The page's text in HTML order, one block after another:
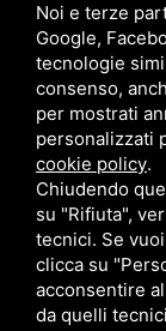
Follow Us
Area
CBA dei Lubrificanti
Noi e terze
Google,
tecnologie
consenso,
per mostrati
personalizzati
cookie policy.
Chiudendo
su "Rifiuta",
tecnici. Se
clicca su
acconsentire
da quelli